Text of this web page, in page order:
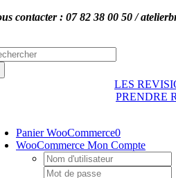
Passer
contacter : 07 82 38 00 50 /
LES
PRENDRE
Panier WooCommerce0
WooCommerce Mon Compte
Username:
Password: